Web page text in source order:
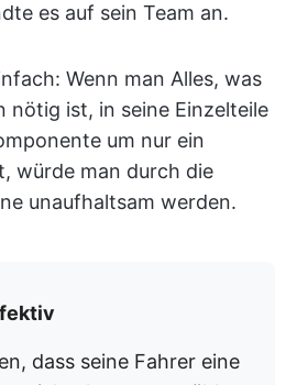
es auf sein Team an.
Wenn man Alles, was
nötig ist, in seine Einzelteile
um nur ein
würde man durch die
unaufhaltsam werden.
dass seine Fahrer eine